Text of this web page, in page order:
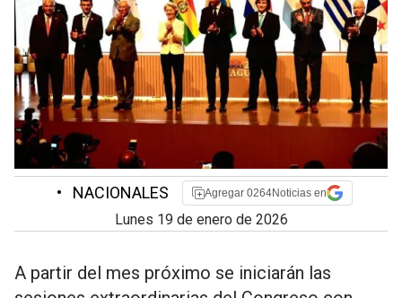
• NACIONALES Agregar 0264Noticias en
lunes 19 de enero de 2026
A partir del mes próximo se iniciarán las